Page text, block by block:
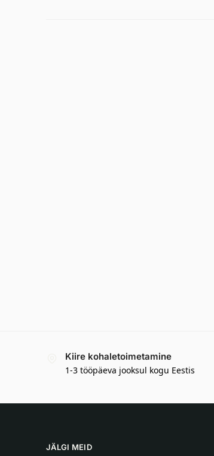
Kiire kohaletoimetamine
1-3 tööpäeva jooksul kogu Eestis
JÄLGI MEID